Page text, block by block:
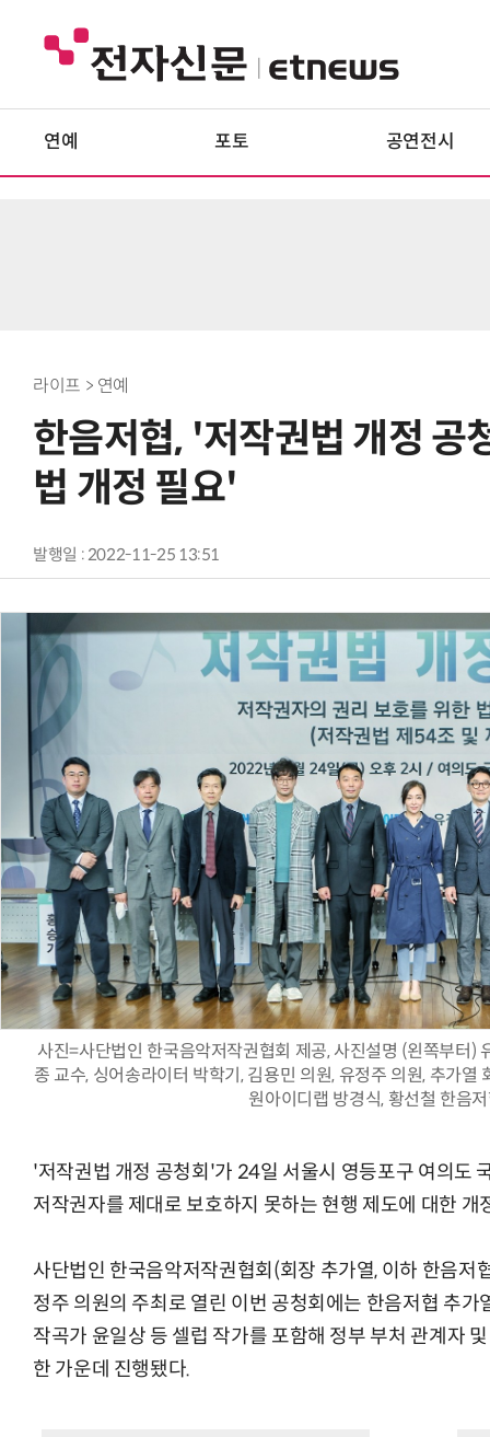
연예 포토 공연전시
라이프 > 연예
한음저협, '저작권법 개정 공
법 개정 필요'
발행일 : 2022-11-25 13:51
사진=사단법인 한국음악저작권협회 제공, 사진설명 (왼쪽부터)
종 교수, 싱어송라이터 박학기, 김용민 의원, 유정주 의원, 추가열
원아이디랩 방경식, 황선철 한음
'저작권법 개정 공청회'가 24일 서울시 영등포구 여의도
저작권자를 제대로 보호하지 못하는 현행 제도에 대한 개
사단법인 한국음악저작권협회(회장 추가열, 이하 한음저
정주 의원의 주최로 열린 이번 공청회에는 한음저협 추
작곡가 윤일상 등 셀럽 작가를 포함해 정부 부처 관계자
한 가운데 진행됐다.
AI Native Enterprise를 지원하는 AI Ready Data